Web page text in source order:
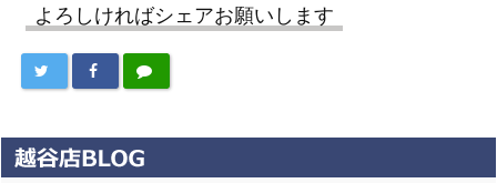
よろしければシェアお願いします